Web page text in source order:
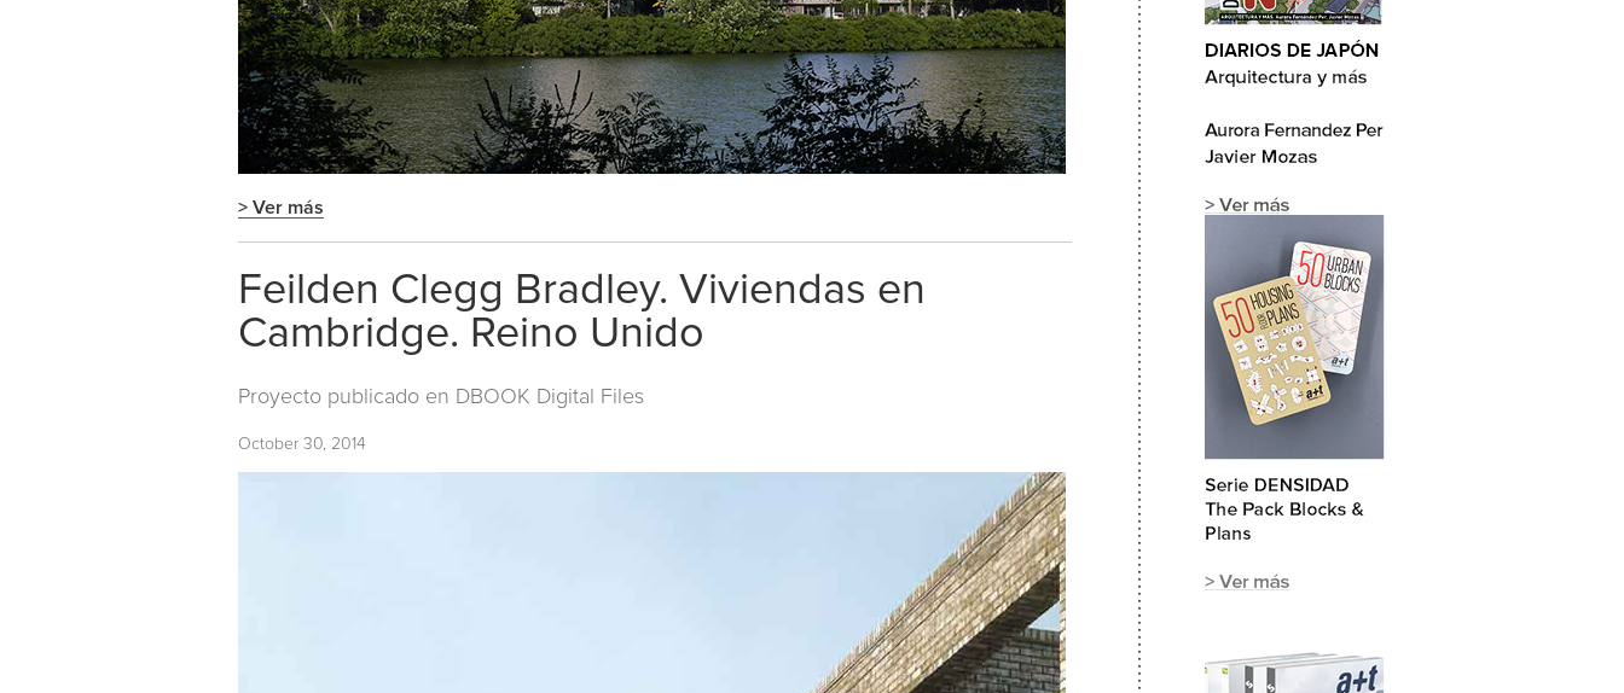
> Ver más
Feilden Clegg Bradley. Viviendas en
Cambridge. Reino Unido
Proyecto publicado en DBOOK Digital Files
October 30, 2014